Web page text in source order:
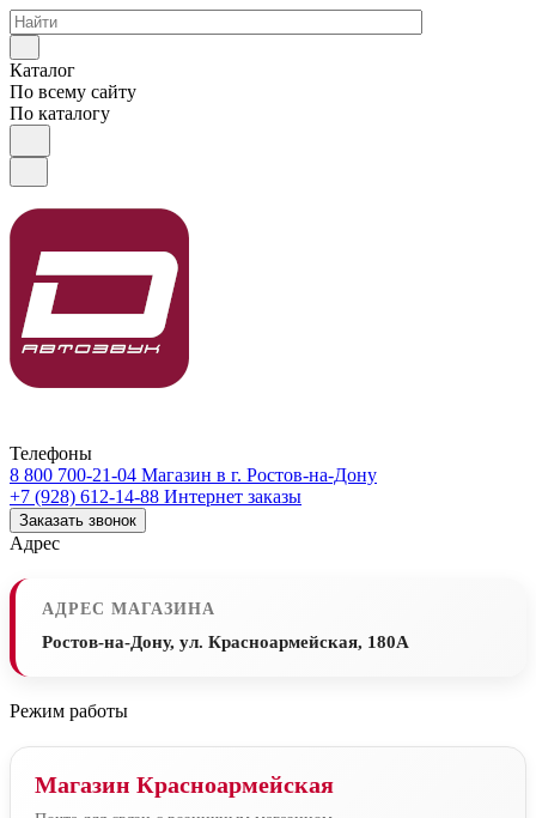
Каталог
По всему сайту
По каталогу
Телефоны
8 800 700-21-04 Магазин в г. Ростов-на-Дону
+7 (928) 612-14-88 Интернет заказы
Заказать звонок
Адрес
АДРЕС МАГАЗИНА
Ростов-на-Дону, ул. Красноармейская, 180А
Режим работы
Магазин Красноармейская